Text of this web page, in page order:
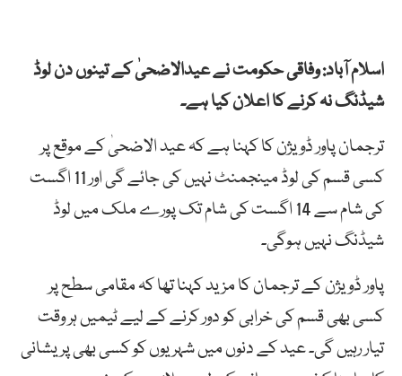
اسلام آباد: وفاقی حکومت نے عیدالاضحیٰ کے تینوں دن لوڈ
شیڈنگ نہ کرنے کا اعلان کیا ہے۔
ترجمان پاور ڈویژن کا کہنا ہے کہ عید الاضحیٰ کے موقع پر
کسی قسم کی لوڈ مینجمنٹ نہیں کی جائے گی اور 11 اگست
کی شام سے 14 اگست کی شام تک پورے ملک میں لوڈ
شیڈنگ نہیں ہوگی۔
پاور ڈویژن کے ترجمان کا مزید کہنا تھا کہ مقامی سطح پر
کسی بھی قسم کی خرابی کو دور کرنے کے لیے ٹیمیں ہر وقت
تیار رہیں گی۔ عید کے دنوں میں شہریوں کو کسی بھی پریشانی